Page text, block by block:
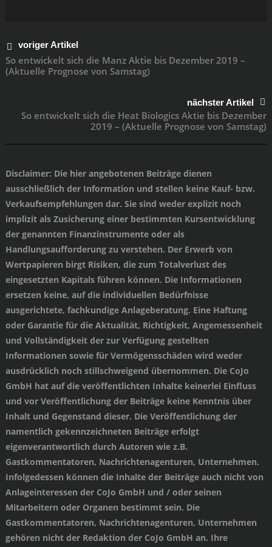
voriger Artikel
So entwickelt sich die Manz Aktie bis Dezember 2019 –
(Aktuelle Prognose von Samstag)
nächster Artikel
So entwickelt sich die Heat Biologics Aktie bis Dezember
2019 – (Aktuelle Prognose von Samstag)
Disclaimer: Die hier angebotenen Beiträge dienen
ausschließlich der Information und stellen keine Kauf- bzw.
Verkaufsempfehlungen dar. Sie sind weder explizit noch
implizit als Zusicherung einer bestimmten Kursentwicklung
der genannten Finanzinstrumente oder als
Handlungsaufforderung zu verstehen. Der Erwerb von
Wertpapieren birgt Risiken, die zum Totalverlust des
eingesetzten Kapitals führen können. Die Informationen
ersetzen keine, auf die individuellen Bedürfnisse
ausgerichtete, fachkundige Anlageberatung. Eine Haftung
oder Garantie für die Aktualität, Richtigkeit, Angemessenheit
und Vollständigkeit der zur Verfügung gestellten
Informationen sowie für Vermögensschäden wird weder
ausdrücklich noch stillschweigend übernommen. Die CoJo
GmbH hat auf die veröffentlichten Inhalte keinerlei Einfluss
und vor Veröffentlichung der Beiträge keine Kenntnis über
Inhalt und Gegenstand dieser. Die Veröffentlichung der
namentlich gekennzeichneten Beiträge erfolgt
eigenverantwortlich durch Autoren wie z.B.
Gastkommentatoren, Nachrichtenagenturen, Unternehmen.
Infolgedessen können die Inhalte der Beiträge auch nicht von
Anlageinteressen der CoJo GmbH und / oder seinen
Mitarbeitern oder Organen bestimmt sein. Die
Gastkommentatoren, Nachrichtenagenturen, Unternehmen
gehören nicht der Redaktion der CoJo GmbH an. Ihre